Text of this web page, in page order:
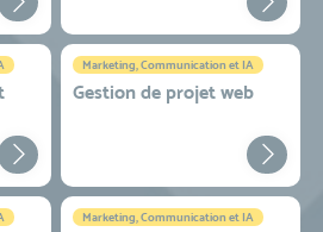
Marketing, Communication et IA
Gestion de projet web
Marketing, Communication et IA